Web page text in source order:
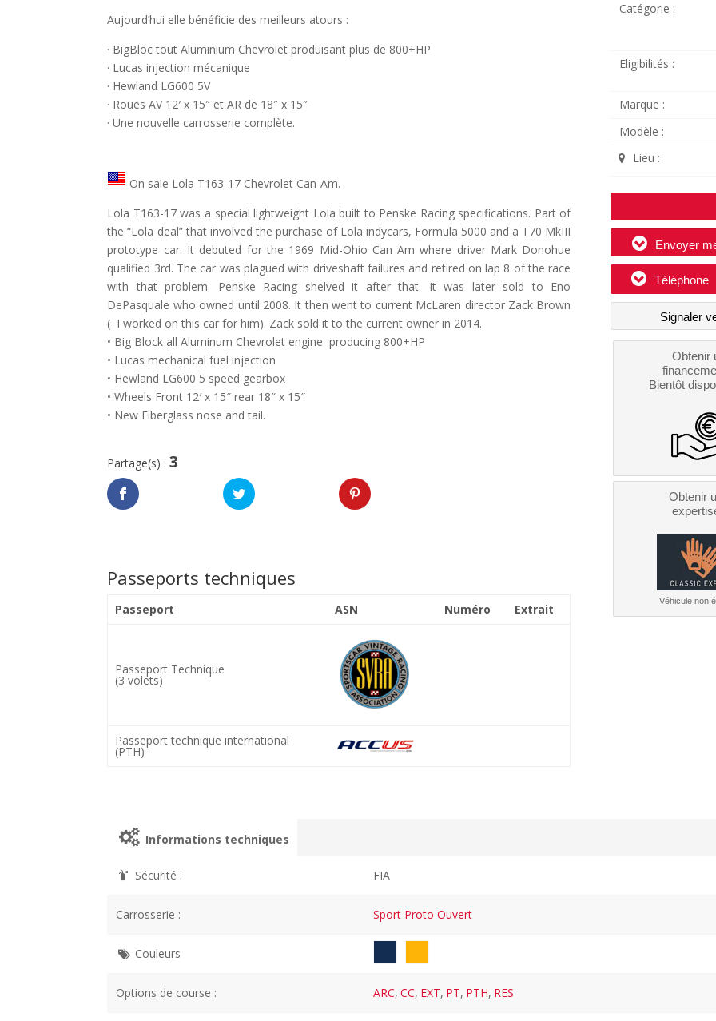
Aujourd’hui elle bénéficie des meilleurs atours :
· BigBloc tout Aluminium Chevrolet produisant plus de 800+HP
· Lucas injection mécanique
· Hewland LG600 5V
· Roues AV 12′ x 15″ et AR de 18″ x 15″
· Une nouvelle carrosserie complète.
On sale Lola T163-17 Chevrolet Can-Am.
Lola T163-17 was a special lightweight Lola built to Penske Racing specifications. Part of
the “Lola deal” that involved the purchase of Lola indycars, Formula 5000 and a T70 MkIII
prototype car. It debuted for the 1969 Mid-Ohio Can Am where driver Mark Donohue
qualified 3rd. The car was plagued with driveshaft failures and retired on lap 8 of the race
with that problem. Penske Racing shelved it after that. It was later sold to Eno
DePasquale who owned until 2008. It then went to current McLaren director Zack Brown
( I worked on this car for him). Zack sold it to the current owner in 2014.
• Big Block all Aluminum Chevrolet engine producing 800+HP
• Lucas mechanical fuel injection
• Hewland LG600 5 speed gearbox
• Wheels Front 12′ x 15″ rear 18″ x 15″
• New Fiberglass nose and tail.
Partage(s) :3
Passeports techniques
Passeport ASN Numéro Extrait
Passeport Technique
(3 volets)
Passeport technique international
(PTH)
Catégorie :
Eligibilités :
Marque :
Modèle :
Lieu :
Envoyer
Téléphone
Signaler
Obtenir
Bientôt
Obtenir
Véhicule non
Informations techniques
Sécurité : FIA
Carrosserie : Sport Proto Ouvert
Couleurs
Options de course : ARC, CC, EXT, PT, PTH, RES